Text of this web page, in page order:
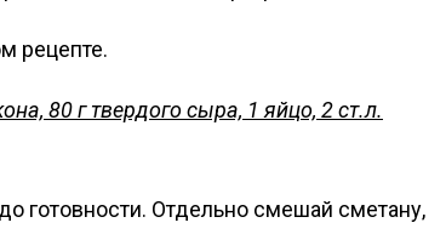
рецепте.
80 г твердого сыра, 1 яйцо, 2 ст.л.
готовности. Отдельно смешай сметану,